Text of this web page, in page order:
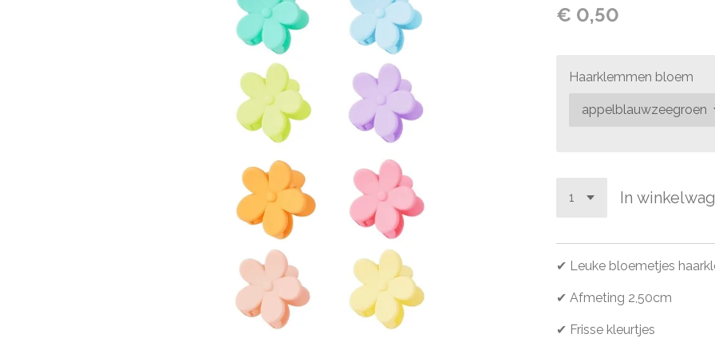
€ 0,50
Haarklemmen bloem
In
✔ Leuke bloemetjes
✔ Afmeting 2,50cm
✔ Frisse kleurtjes